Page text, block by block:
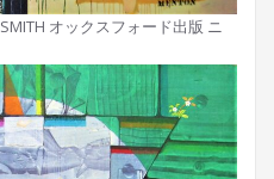
オックスフォード出版 ニ